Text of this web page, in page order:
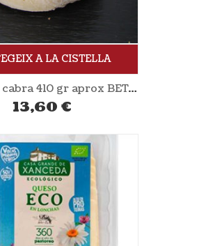
A LA CISTELLA
Formatge cabra 410 gr aprox BETARA
13,60 €